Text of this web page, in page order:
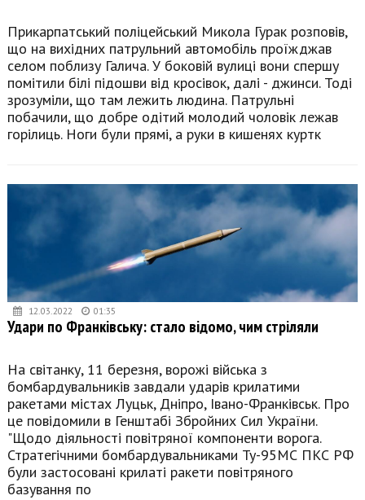
Прикарпатський поліцейський Микола Гурак розповів,
що на вихідних патрульний автомобіль проїжджав
селом поблизу Галича. У боковій вулиці вони спершу
помітили білі підошви від кросівок, далі - джинси. Тоді
зрозуміли, що там лежить людина. Патрульні
побачили, що добре одітий молодий чоловік лежав
горілиць. Ноги були прямі, а руки в кишенях куртк
12.03.2022 01:35
Удари по Франківську: стало відомо, чим стріляли
На світанку, 11 березня, ворожі війська з
бомбардувальників завдали ударів крилатими
ракетами містах Луцьк, Дніпро, Івано-Франківськ. Про
це повідомили в Генштабі Збройних Сил України.
"Щодо діяльності повітряної компоненти ворога.
Стратегічними бомбардувальниками Ту-95МС ПКС РФ
були застосовані крилаті ракети повітряного
базування по